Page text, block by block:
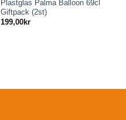
Plastglas Palma Balloon 69cl
Giftpack (2st)
199,00kr